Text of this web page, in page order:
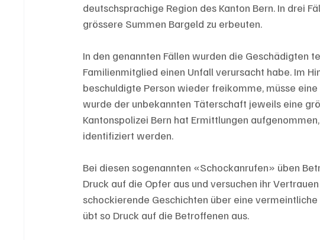
deutschsprachige Region des Kanton Bern. In drei
grössere Summen Bargeld zu erbeuten.
In den genannten Fällen wurden die Geschädigten
Familienmitglied einen Unfall verursacht habe. Im
beschuldigte Person wieder freikomme, müsse
wurde der unbekannten Täterschaft jeweils eine
Kantonspolizei Bern hat Ermittlungen
identifiziert werden.
Bei diesen sogenannten «Schockanrufen» üben
Druck auf die Opfer aus und versuchen ihr
schockierende Geschichten über eine
übt so Druck auf die Betroffenen aus.